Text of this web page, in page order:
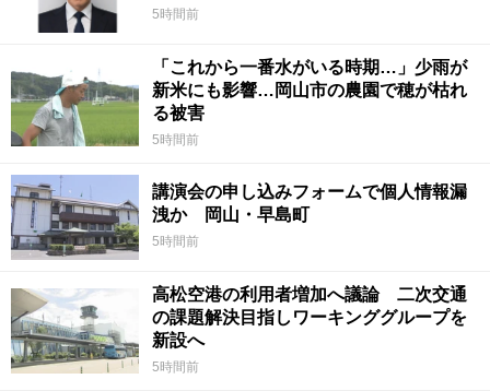
5時間前
「これから一番水がいる時期…」少雨が
新米にも影響…岡山市の農園で穂が枯れ
る被害
5時間前
講演会の申し込みフォームで個人情報漏
洩か 岡山・早島町
5時間前
高松空港の利用者増加へ議論 二次交通
の課題解決目指しワーキンググループを
新設へ
5時間前